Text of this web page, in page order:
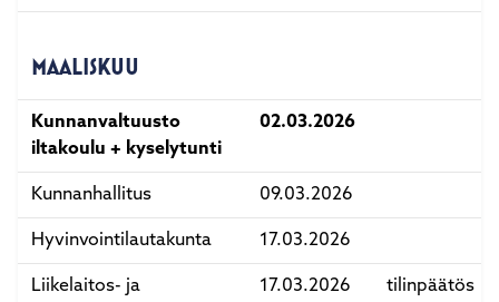
MAALISKUU
Kunnanvaltuusto
iltakoulu + kyselytunti
02.03.2026
Kunnanhallitus 09.03.2026
Hyvinvointilautakunta 17.03.2026
Liikelaitos- ja
17.03.2026 tilinpäätös